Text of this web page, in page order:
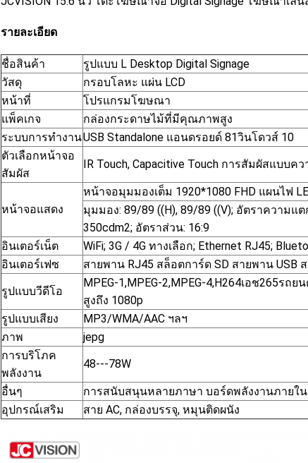
รายละเอียด
ชื่อสินค้า
รูปแบบ L Desktop Digital Signage
วัสดุ
กรอบโลหะ แผ่น LCD
หน้าที่
โปรแกรมโฆษณา
แพ็คเกจ
กล่องกระดาษไม้ที่มีคุณภาพสูง
ระบบการทํางานUSB Standalone แอนดรอยด์ 81วินโดวส์ 10
ตัวเลือกหน้าจอ
สัมผัส
IR Touch, Capacitive Touch การสัมผัสแบบคว
หน้าจอแสดง
หน้าจอมุมมองเต็ม 1920*1080 FHD แผนไฟ
มุมมอง: 89/89 ((H), 89/89 ((V); อัตราความแต
350cdm2; อัตราส่วน: 16:9
อินเตอร์เน็ต
WiFi; 3G / 4G ทางเลือก; Ethernet RJ45;
อินเตอร์เฟซ
สายพาน RJ45 สล็อตการ์ด SD สายพาน USB
รูปแบบวีดีโอ
MPEG-1,MPEG-2,MPEG-4,H264เอช265รถ
สูงถึง 1080p
รูปแบบเสียง
MP3/WMA/AAC ฯลฯ
ภาพ
jepg
การบริโภค
พลังงาน
48---78W
อื่นๆ
การสนับสนุนหลายภาษา บอร์ดพลังงานภายใน
อุปกรณ์เสริม
สาย AC, กล่องบรรจุ, หมุนติดผนัง